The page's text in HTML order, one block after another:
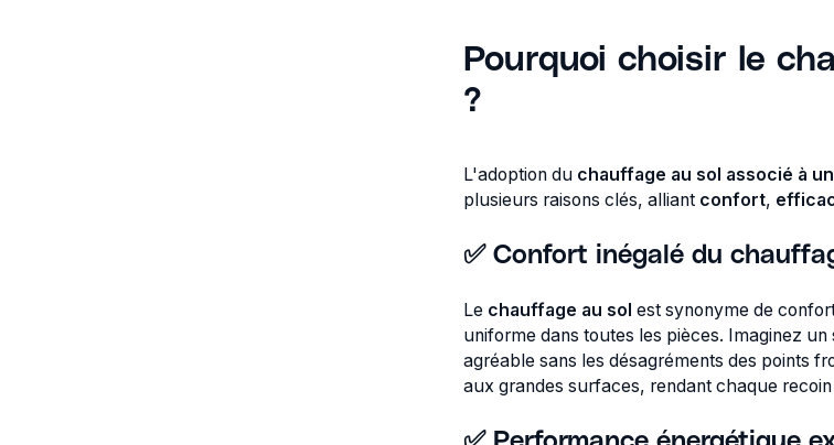
Pourquoi choisir le
?
L'adoption du chauffage au sol associé à
plusieurs raisons clés, alliant confort,
✅ Confort inégalé du
Le chauffage au sol est synonyme de
uniforme dans toutes les pièces. Imaginez
agréable sans les désagréments des points
aux grandes surfaces, rendant chaque